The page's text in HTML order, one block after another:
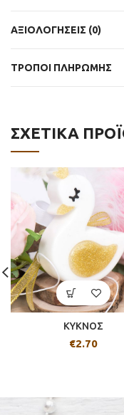
ΑΞΙΟΛΟΓΉΣΕΙΣ (0)
ΤΡΟΠΟΙ ΠΛΗΡΩΜΗΣ
ΣΧΕΤΙΚΆ
ΚΥΚΝΟΣ
€2.70